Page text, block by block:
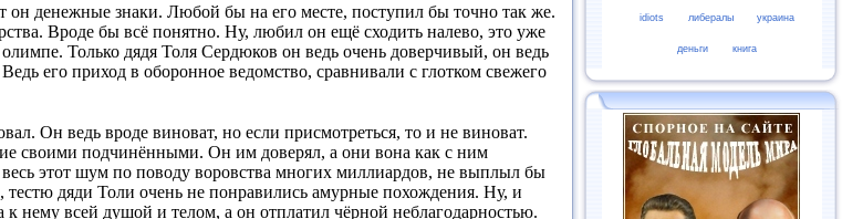
денежные знаки. Любой бы на его месте, поступил бы точно так же.
Вроде бы всё понятно. Ну, любил он ещё сходить налево, это уже
Только дядя Толя Сердюков он ведь очень доверчивый, он ведь
его приход в оборонное ведомство, сравнивали с глотком свежего
Он ведь вроде виноват, но если присмотреться, то и не виноват.
своими подчинёнными. Он им доверял, а они вона как с ним
этот шум по поводу воровства многих миллиардов, не выплыл бы
дяди Толи очень не понравились амурные похождения. Ну, и
нему всей душой и телом, а он отплатил чёрной неблагодарностью.
idiots либералы украина
деньги книга